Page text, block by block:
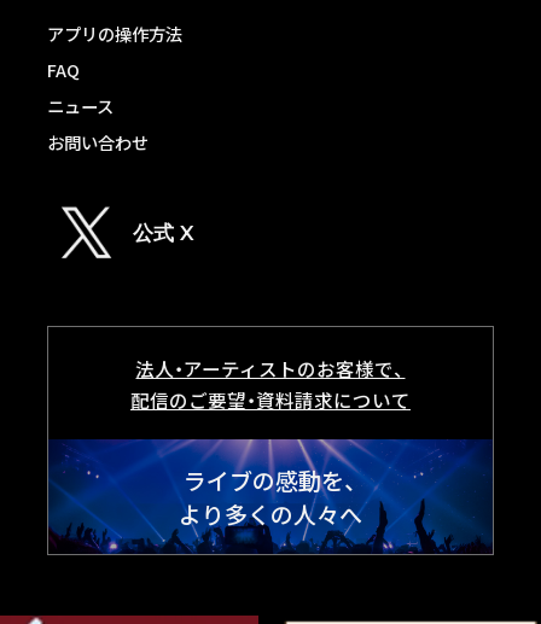
アプリの操作方法
FAQ
ニュース
お問い合わせ
公式 X
法人・アーティストのお客様で、
配信のご要望・資料請求について
ライブの感動を、
より多くの人々へ